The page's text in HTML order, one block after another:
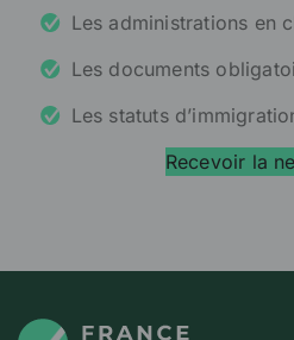
Les administrations en
Les documents
Les statuts
Recevoir la